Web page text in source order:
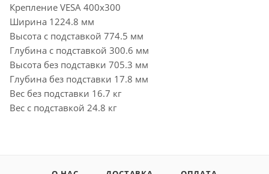
Крепление VESA 400х300
Ширина 1224.8 мм
Высота с подставкой 774.5 мм
Глубина с подставкой 300.6 мм
Высота без подставки 705.3 мм
Глубина без подставки 17.8 мм
Вес без подставки 16.7 кг
Вес с подставкой 24.8 кг